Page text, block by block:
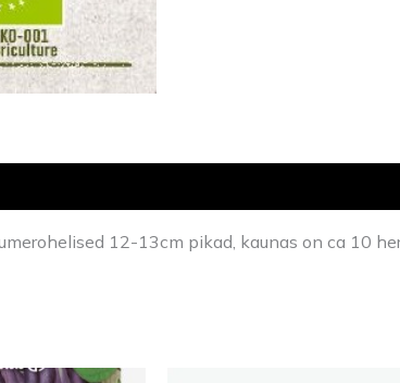
12-13cm pikad, kaunas on ca 10